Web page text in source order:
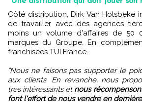
Côté distribution, Dirk Van Holsbeke insiste sur sa volonté
de travailler avec des agences
moins un volume d'affaires de 50
marques du Groupe. En
franchisées TUI France.
"Nous ne faisons pas supporter le
aux clients. En revanche, nous
très intéressants etnous
font l'effort de nous vendre en